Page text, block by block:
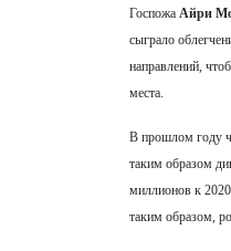
Госпожа Айри
сыграло
направлений,
места.
В прошлом году
таким образом
миллионов к
таким образом,